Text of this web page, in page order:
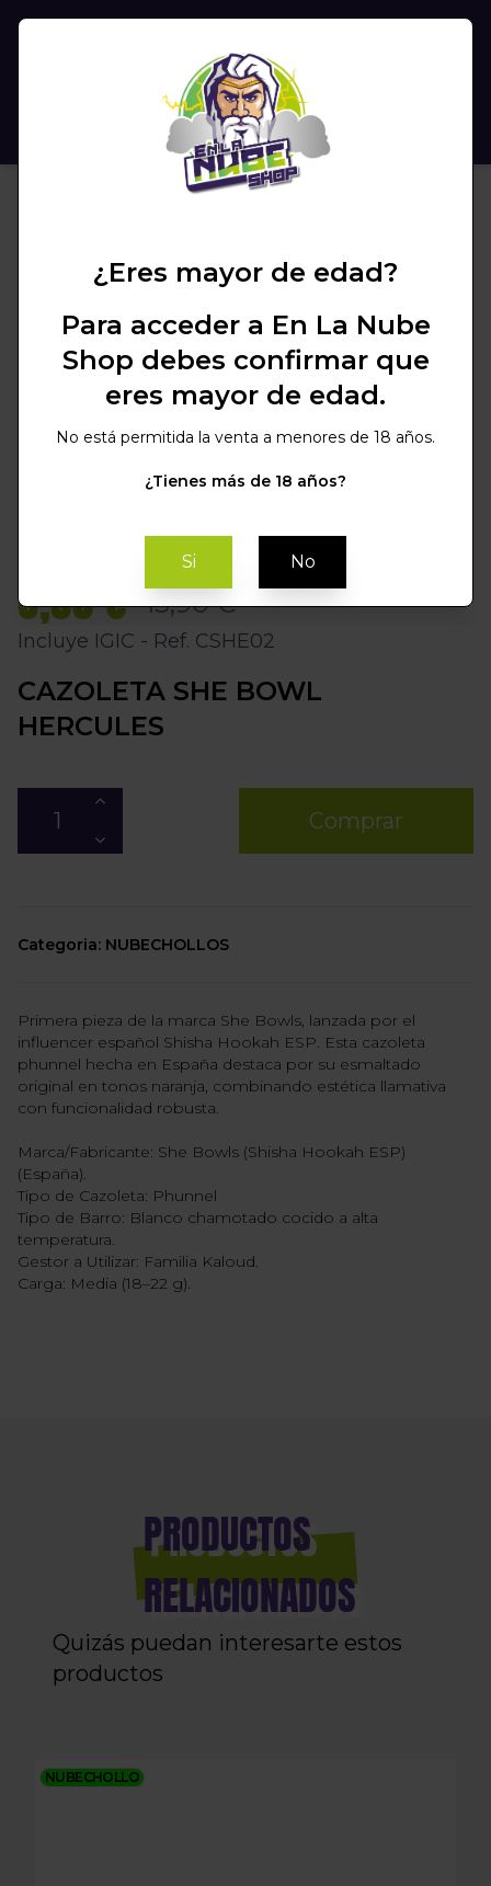
8,50 € 13,90 €
Incluye IGIC - Ref. CSHE02
CAZOLETA SHE BOWL
HERCULES
Comprar
Categoria: NUBECHOLLOS
Primera pieza de la marca She Bowls, lanzada por el
influencer español Shisha Hookah ESP. Esta cazoleta
phunnel hecha en España destaca por su esmaltado
original en tonos naranja, combinando estética llamativa
con funcionalidad robusta.
Marca/Fabricante: She Bowls (Shisha Hookah ESP)
(España).
Tipo de Cazoleta: Phunnel
Tipo de Barro: Blanco chamotado cocido a alta
temperatura.
Gestor a Utilizar: Familia Kaloud.
Carga: Media (18–22 g).
PRODUCTOS
RELACIONADOS
Quizás puedan interesarte estos
productos
NUBECHOLLO
GESTOR DE CALOR ALPHA
¿Eres mayor de edad?
Para acceder a En La Nube
Shop debes confirmar que
eres mayor de edad.
No está permitida la venta a menores de 18 años.
¿Tienes más de 18 años?
Si No